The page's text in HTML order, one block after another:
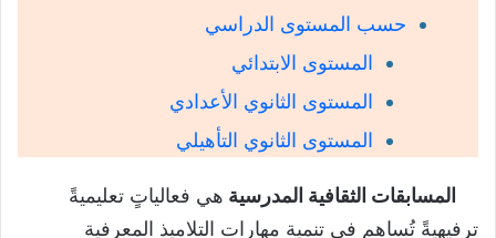
حسب المستوى الدراسي
المستوى الابتدائي
المستوى الثانوي الأعدادي
المستوى الثانوي التأهيلي
المسابقات الثقافية المدرسية هي فعالياتٍ تعليميةً
ترفيهيةً تُساهم في تنمية مهارات التلاميذ المعرفية